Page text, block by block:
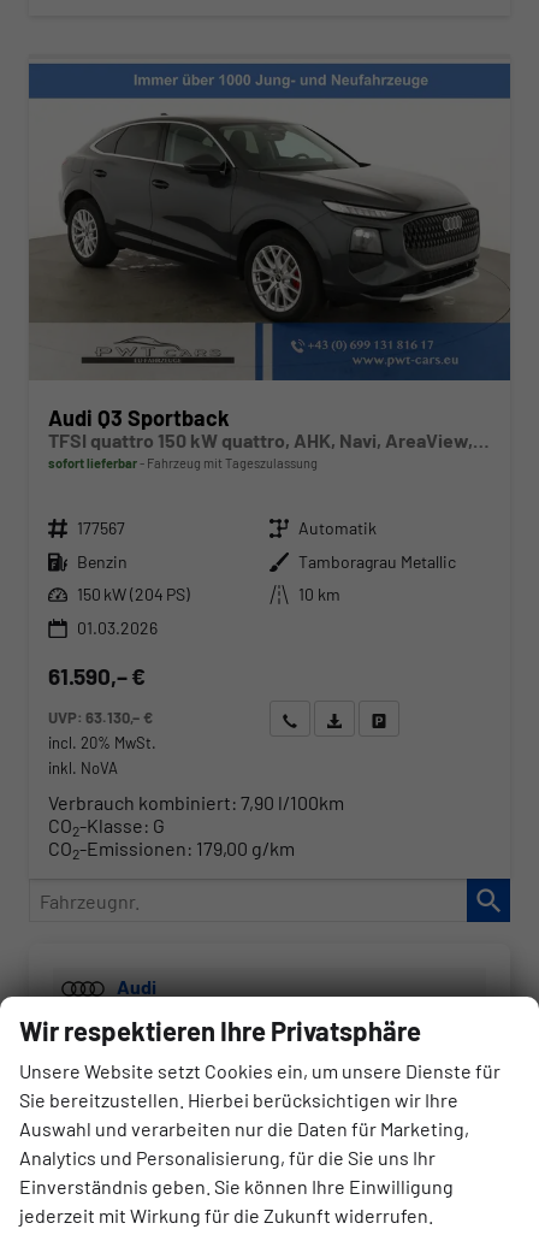
Audi Q3 Sportback
sofort lieferbar Fahrzeug mit Tageszulassung
Fahrzeugnr. 177567 Getriebe Automatik
Kraftstoff Benzin Außenfarbe Tamboragrau Metallic
Leistung 150 kW (204 PS) Kilometerstand
10 km
01.03.2026
61.590,– €
UVP:63.130,– €
incl. 20% MwSt.
inkl. NoVA
Wir rufen Sie anAngebot drucken (PDF)
Verbrauch kombiniert: 7,90 l/100km
CO2-Klasse: G
CO2-Emissionen: 179,00 g/km
Fahrzeugnr.
Audi
A3
A3 Sportback
Q3 Sportback
Q5 Sportback
Q7
Wir respektieren Ihre Privatsphäre
Unsere Website setzt Cookies ein, um unsere Dienste für
Sie bereitzustellen. Hierbei berücksichtigen wir Ihre
Auswahl und verarbeiten nur die Daten für Marketing,
Analytics und Personalisierung, für die Sie uns Ihr
Einverständnis geben. Sie können Ihre Einwilligung
jederzeit mit Wirkung für die Zukunft widerrufen.